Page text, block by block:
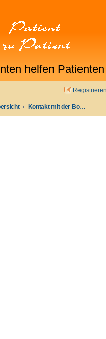
helfen Patienten
Registrieren
Kontakt mit der Board-Administration aufnehmen